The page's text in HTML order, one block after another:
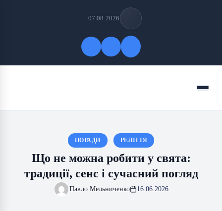
07.08.2026
Menu
ПОРАДИ РЕЛІГІЯ
Що не можна робити у свята:
традиції, сенс і сучасний погляд
Павло Мельниченко 16.06.2026